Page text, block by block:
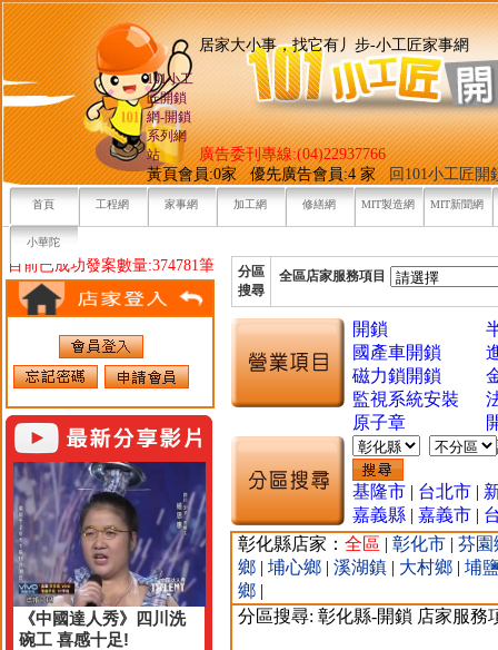
101小工
匠開鎖
網-開鎖
系列網
站
居家大小事，找它有丿步-小工
廣告委刊專線:(04)22937766
黃頁會員:0家 優先廣告會員:4 家回101小工匠開
首頁 工程網 家事網 加工網 修繕網 MIT製造網 MIT新聞網
小華陀
目前已成功發案數量:374781筆
《中國達人秀》四川洗
碗工 喜感十足!
分區
搜尋
全區店家服務項目
開鎖
國產車開鎖
磁力鎖開鎖
監視系統安裝
原子章
基隆市 | 台北市 |
嘉義縣 | 嘉義市 |
彰化縣店家： 全區 | 彰化市 | 芬
鄉 | 埔心鄉 | 溪湖鎮 | 大村鄉 | 埔
鄉 |
分區搜尋: 彰化縣-開鎖 店家服務